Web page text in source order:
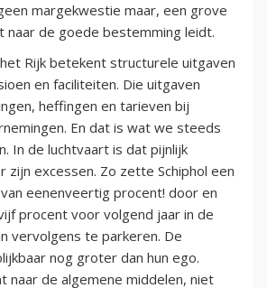
margekwestie maar, een grove
naar de goede bestemming leidt.
Rijk betekent structurele uitgaven
en faciliteiten. Die uitgaven
heffingen en tarieven bij
En dat is wat we steeds
In de luchtvaart is dat pijnlijk
zijn excessen. Zo zette Schiphol een
eenenveertig procent! door en
procent voor volgend jaar in de
vervolgens te parkeren. De
nog groter dan hun ego.
naar de algemene middelen, niet